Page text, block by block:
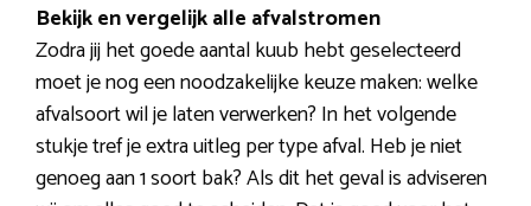
Bekijk en vergelijk alle afvalstromen
Zodra jij het goede aantal kuub hebt geselecteerd
moet je nog een noodzakelijke keuze maken: welke
afvalsoort wil je laten verwerken? In het volgende
stukje tref je extra uitleg per type afval. Heb je niet
genoeg aan 1 soort bak? Als dit het geval is adviseren